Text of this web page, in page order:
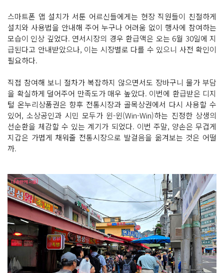
스마트폰 앱 설치가 서툰 어르신들에게는 현장 직원들이 친절하게
설치와 사용법을 안내해 주어 누구나 어려움 없이 행사에 참여하는
모습이 인상 깊었다. 연서시장의 경우 환급액은 오는 6월 30일에 지
급된다고 안내받았으나, 이는 시장별로 다를 수 있으니 사전 확인이
필요하다.
직접 참여해 보니 절차가 복잡하지 않으면서도 장바구니 물가 부담
을 확실하게 덜어주어 만족도가 매우 높았다. 이번에 환급받은 디지
털 온누리상품권은 향후 전통시장과 골목상권에서 다시 사용할 수
있어, 소상공인과 시민 모두가 윈-윈(Win-Win)하는 진정한 상생의
선순환을 체감할 수 있는 계기가 되었다. 이번 주말, 양손은 무겁게
지갑은 가볍게 채워줄 전통시장으로 발걸음을 옮겨보는 것은 어떨
까.